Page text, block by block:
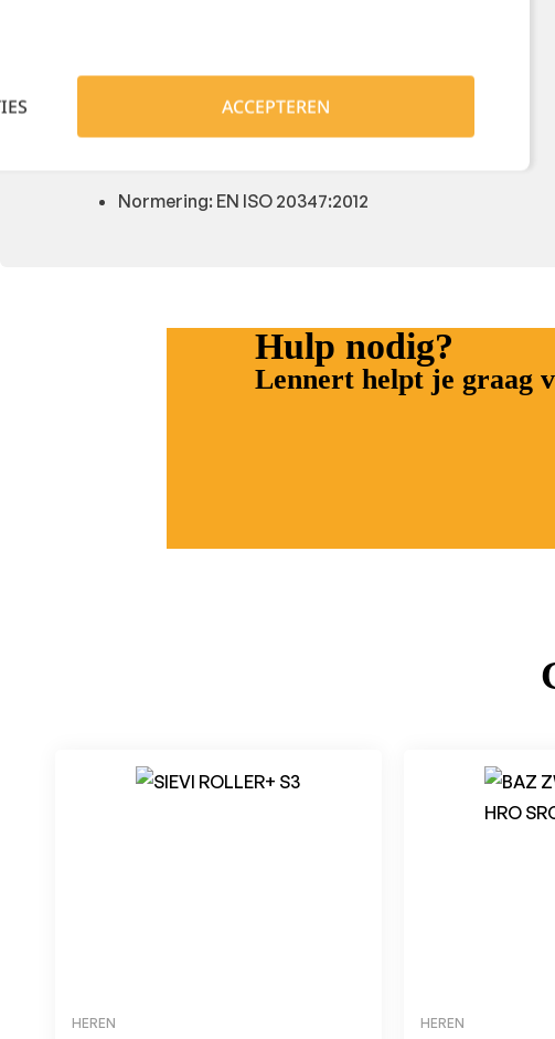
Normering: EN ISO 20347:2012
Hulp nodig?
Lennert helpt je graag
HEREN
HEREN
ACCEPTEREN